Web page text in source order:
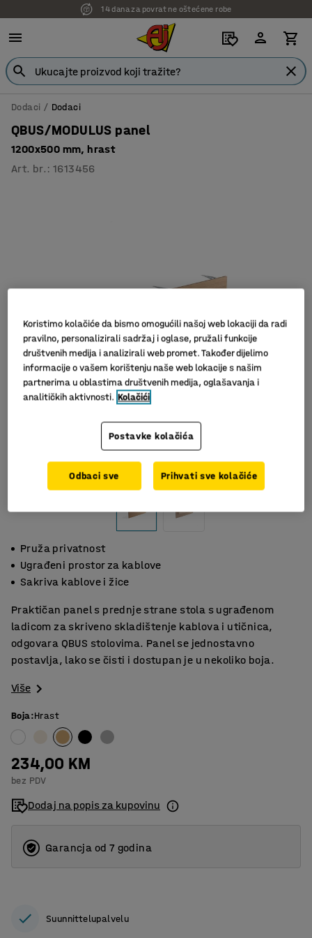
14 dana za povrat ne oštećene robe
Dodaci Dodaci
QBUS/MODULUS panel
1200x500 mm, hrast
Art. br. :1613456
Pruža privatnost
Ugrađeni prostor za kablove
Sakriva kablove i žice
Praktičan panel s prednje strane stola s ugrađenom
ladicom za skriveno skladištenje kablova i utičnica,
odgovara QBUS stolovima. Panel se jednostavno
postavlja, lako se čisti i dostupan je u nekoliko boja.
Više
Boja:Hrast
234,00 KM
bez PDV
Dodaj na popis za kupovinu
Garancja od 7 godina
Suunnittelupalvelu
Koristimo kolačiće da bismo omogućili našoj web lokaciji da radi
pravilno, personalizirali sadržaj i oglase, pružali funkcije
društvenih medija i analizirali web promet. Također dijelimo
informacije o vašem korištenju naše web lokacije s našim
partnerima u oblastima društvenih medija, oglašavanja i
analitičkih aktivnosti. Kolačići
Postavke kolačića
Odbaci sve Prihvati sve kolačiće